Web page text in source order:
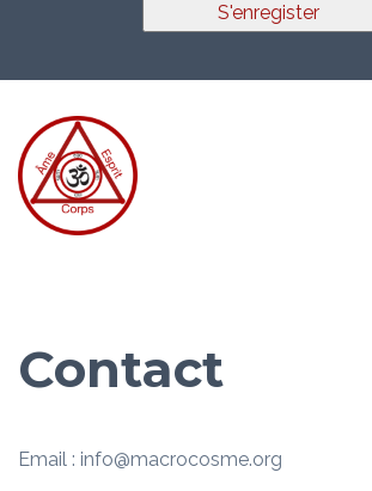
S'enregister
Contact
Email : info@macrocosme.org